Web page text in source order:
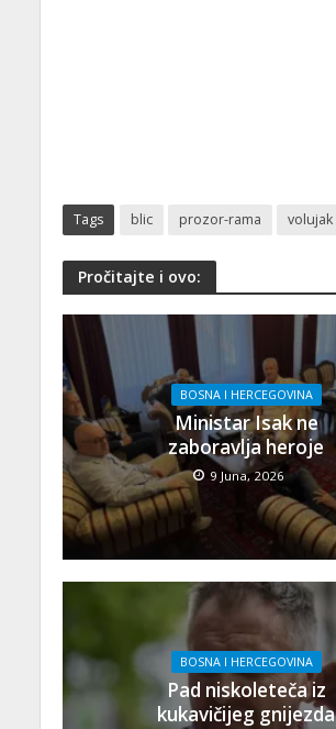
Tags blic prozor-rama volujak
Pročitajte i ovo:
BOSNA I HERCEGOVINA
Ministar Isak ne
zaboravlja heroje
9 Juna, 2026
BOSNA I HERCEGOVINA
Pad niskoleteča iz
kukavičijeg gnijezda